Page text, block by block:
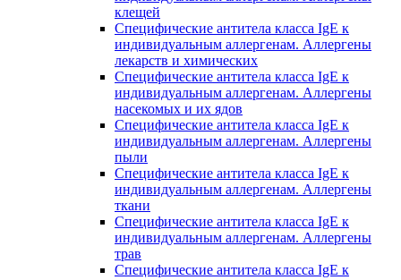
клещей
Специфические антитела класса IgE к
индивидуальным аллергенам. Аллергены
лекарств и химических
Специфические антитела класса IgE к
индивидуальным аллергенам. Аллергены
насекомых и их ядов
Специфические антитела класса IgE к
индивидуальным аллергенам. Аллергены
пыли
Специфические антитела класса IgE к
индивидуальным аллергенам. Аллергены
ткани
Специфические антитела класса IgE к
индивидуальным аллергенам. Аллергены
трав
Специфические антитела класса IgE к